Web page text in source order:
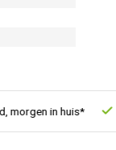
in huis* 30